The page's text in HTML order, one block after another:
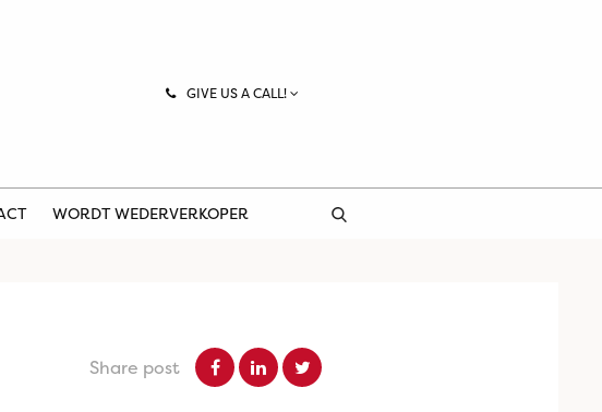
GIVE US A CALL!
WORDT WEDERVERKOPER
Share post